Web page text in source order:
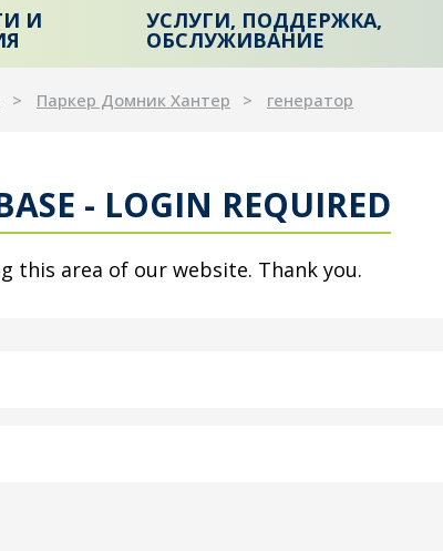
И УСЛУГИ, ПОДДЕРЖКА,
ОБСЛУЖИВАНИЕ
Паркер Домник Хантер генератор
- LOGIN REQUIRED
this area of our website. Thank you.